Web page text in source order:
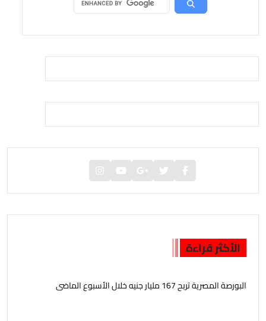
الأكثر قراءة
البورصة المصرية تربح 167 مليار جنيه خلال الأسبوع الماضى